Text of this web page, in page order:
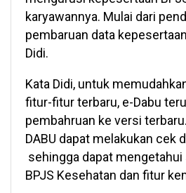
karyawannya. Mulai dari
pembaruan data
Didi.
Kata Didi, untuk
fitur-fitur terbaru, e-Dabu
pembahruan ke versi
DABU dapat melakukan cek
sehingga dapat
BPJS Kesehatan dan fitur